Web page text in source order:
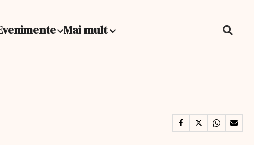
Mai mult